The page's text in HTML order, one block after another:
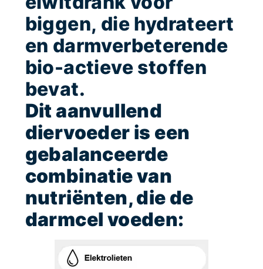
biggen, die hydrateert
en darmverbeterende
bio-actieve stoffen
bevat.
Dit aanvullend
diervoeder is een
gebalanceerde
combinatie van
nutriënten, die de
darmcel voeden: